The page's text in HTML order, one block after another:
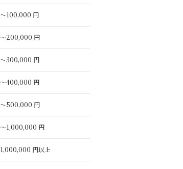
～100,000 円
～200,000 円
～300,000 円
～400,000 円
～500,000 円
～1,000,000 円
1,000,000 円以上